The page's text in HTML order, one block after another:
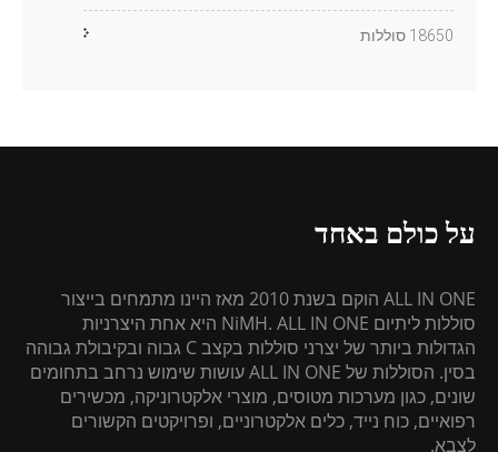
18650 סוללות
על כולם באחד
ALL IN ONE הוקם בשנת 2010 מאז היינו מתמחים בייצור
סוללות ליתיום NiMH. ALL IN ONE היא אחת היצרניות
הגדולות ביותר של יצרני סוללות בקצב C גבוה ובקיבולת גבוהה
בסין. הסוללות של ALL IN ONE עושות שימוש נרחב בתחומים
שונים, כגון מערכות מטוסים, מוצרי אלקטרוניקה, מכשירים
רפואיים, כוח נייד, כלים אלקטרוניים, ופרויקטים הקשורים
לצבא.